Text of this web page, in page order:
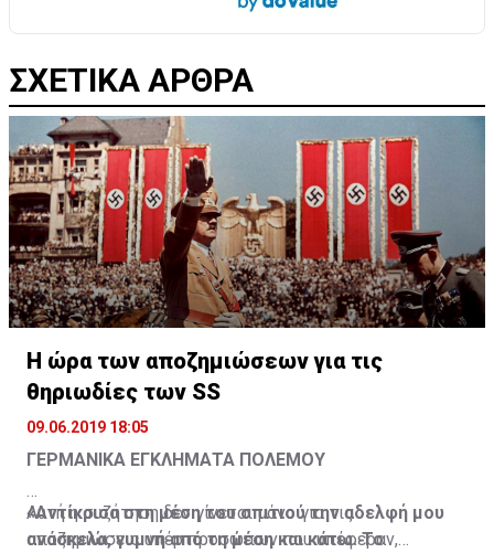
ΣΧΕΤΙΚΑ ΑΡΘΡΑ
Η ώρα των αποζημιώσεων για τις
θηριωδίες των SS
09.06.2019 18:05
ΓΕΡΜΑΝΙΚΑ ΕΓΚΛΗΜΑΤΑ ΠΟΛΕΜΟΥ
«Αντίκρισα στη μέση του σπιτιού την αδελφή μου
ανάσκελα, γυμνή από τη μέση και κάτω. Το
Αυτή η συζήτηση δεν γίνεται μόνο για τις
αποζημιώσεις υπέρ προσώπων που υπέφεραν,